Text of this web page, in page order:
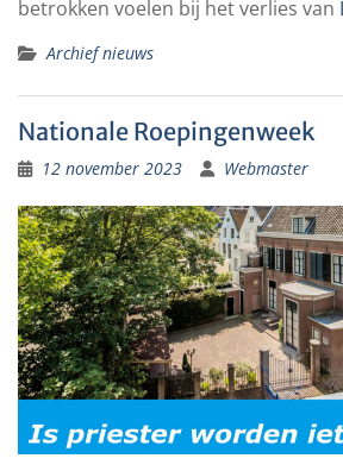
betrokken voelen bij het verlies van
Archief nieuws
Nationale Roepingenweek
12 november 2023 Webmaster